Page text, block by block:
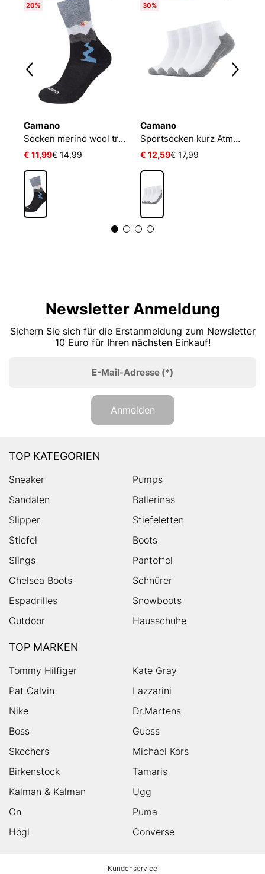
20%
Camano
Socken merino wool trekking
€ 11,99€ 14,99
30%
Camano
Sportsocken kurz Atmungsaktiv Bequem Perfekte Passform Tennissocken Verstärkt Herren und Damen pro tex
€ 12,59€ 17,99
Newsletter Anmeldung
Sichern Sie sich für die Erstanmeldung zum Newsletter
10 Euro für Ihren nächsten Einkauf!
E-Mail-Adresse (*)
Anmelden
TOP KATEGORIEN
Sneaker
Pumps
Sandalen
Ballerinas
Slipper
Stiefeletten
Stiefel
Boots
Slings
Pantoffel
Chelsea Boots
Schnürer
Espadrilles
Snowboots
Outdoor
Hausschuhe
TOP MARKEN
Tommy Hilfiger
Kate Gray
Pat Calvin
Lazzarini
Nike
Dr.Martens
Boss
Guess
Skechers
Michael Kors
Birkenstock
Tamaris
Kalman & Kalman
Ugg
On
Puma
Högl
Converse
Kundenservice